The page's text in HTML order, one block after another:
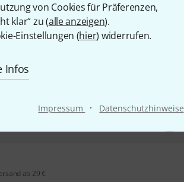
von Cookies für Präferenzen,
klar“ zu (alle anzeigen).
Einstellungen (hier) widerrufen.
Infos
Impressum · Datenschutzhinweise
(4 vorne, 8 + 4
Karte (MMF-SWP1)
ab 29 €